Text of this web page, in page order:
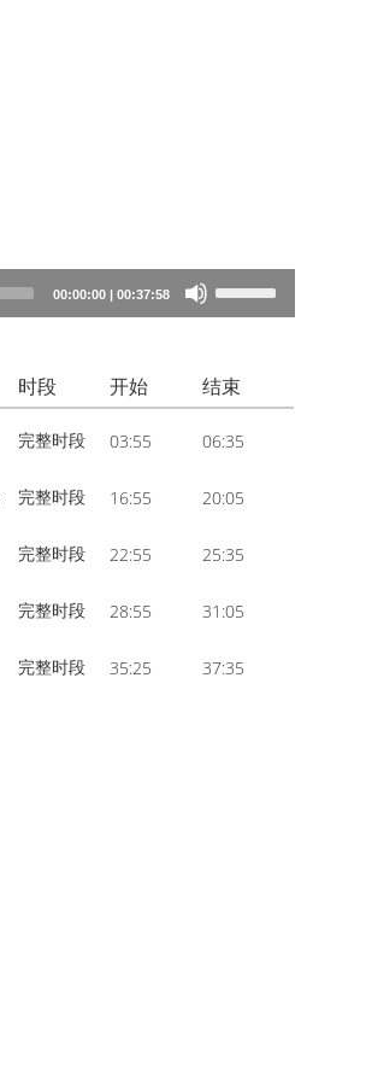
00:00:00| 00:37:58
Use
Up/Down
keys
increase
volume.
时段 开始 结束
完整时段 03:55 06:35
完整时段 16:55 20:05
完整时段 22:55 25:35
完整时段 28:55 31:05
完整时段 35:25 37:35